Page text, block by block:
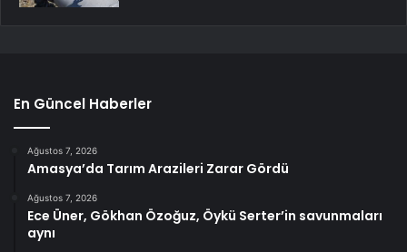
En Güncel Haberler
Ağustos 7, 2026
Amasya’da Tarım Arazileri Zarar Gördü
Ağustos 7, 2026
Ece Üner, Gökhan Özoğuz, Öykü Serter’in savunmaları
aynı